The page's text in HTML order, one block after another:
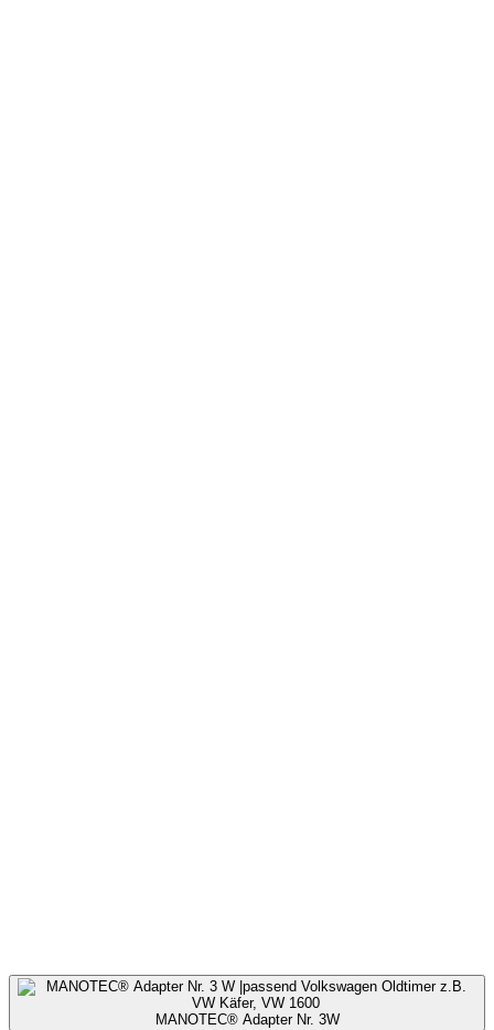
MANOTEC® Adapter Nr. 3W